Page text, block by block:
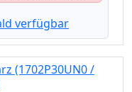
verfügbar
(1702P30UN0 /